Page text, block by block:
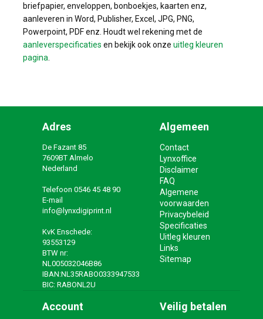
briefpapier, enveloppen, bonboekjes, kaarten enz,
aanleveren in Word, Publisher, Excel, JPG, PNG,
Powerpoint, PDF enz. Houdt wel rekening met de
aanleverspecificaties en bekijk ook onze uitleg kleuren
pagina
Adres
De Fazant 85
7609BT Almelo
Nederland
Telefoon 0546 45 48 90
E-mail
info@lynxdigiprint.nl
KvK Enschede:
93553129
BTW nr:
NL005032046B86
IBAN:NL35RABO0333947533
BIC: RABONL2U
Algemeen
Contact
Lynxoffice
Disclaimer
FAQ
Algemene
voorwaarden
Privacybeleid
Specificaties
Uitleg kleuren
Links
Sitemap
Account Veilig betalen